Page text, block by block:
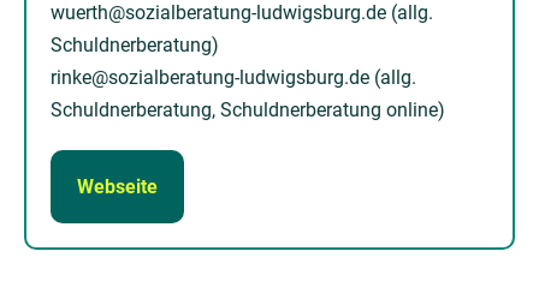
wuerth@sozialberatung-ludwigsburg.de (allg.
Schuldnerberatung)
rinke@sozialberatung-ludwigsburg.de (allg.
Schuldnerberatung, Schuldnerberatung online)
Webseite